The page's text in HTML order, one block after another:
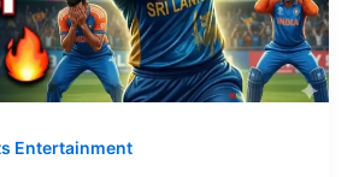
Entertainment